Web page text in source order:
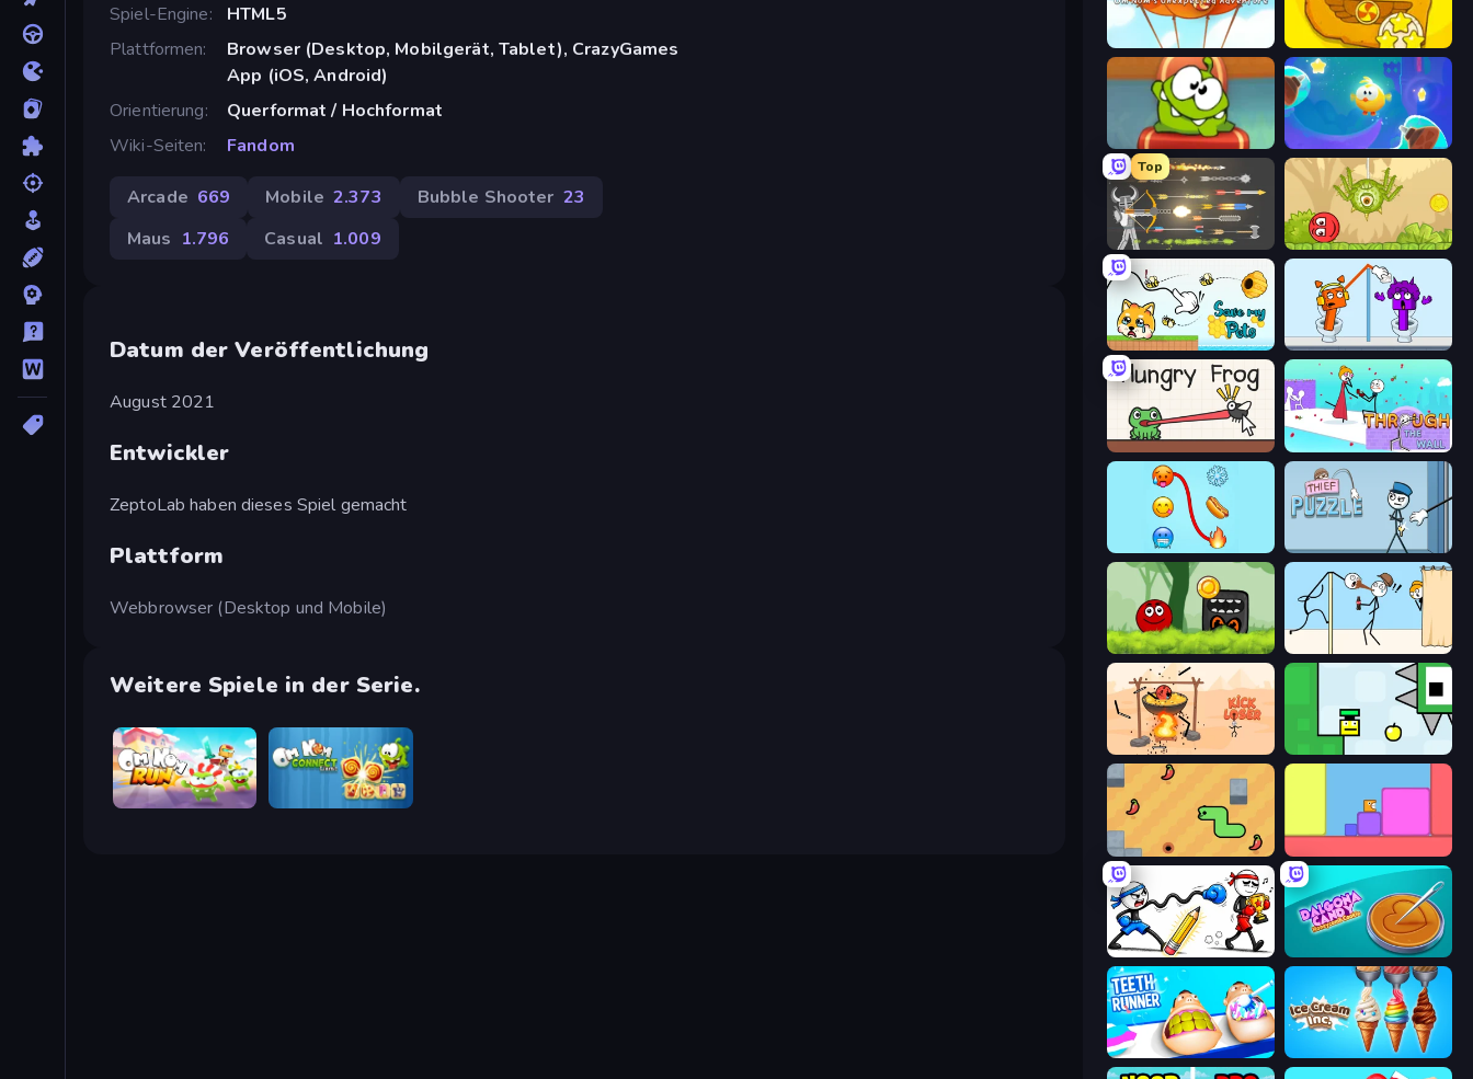
Spiel-Engine
HTML5
Plattformen
Browser (Desktop, Mobilgerät, Tablet), CrazyGames
App (iOS, Android)
Orientierung
Querformat / Hochformat
Wiki-Seiten
Fandom
Arcade 669 Mobile 2.373 Bubble Shooter 23
Maus 1.796 Casual 1.009
Datum der Veröffentlichung
August 2021
Entwickler
ZeptoLab haben dieses Spiel gemacht
Plattform
Webbrowser (Desktop und Mobile)
Weitere Spiele in der Serie.
Om Nom: Run Om Nom Connect Classic
Cut The Rope 2
Cut the Rope: Magic
Top
Ragdoll Archers Red Bounce Ball 5
Save My Pets Square Punki Long Hand
Hungry Frog Through the Wall
Emoji Puzzle! Thief Puzzle
Ball Hero Adventure: Red Bounce Ball Gomu Goman
Kick Loser
SSSPICY!
Doodle Smash Dalgona Candy Honeycomb Cookie
Teeth Runner Ice Cream Inc.